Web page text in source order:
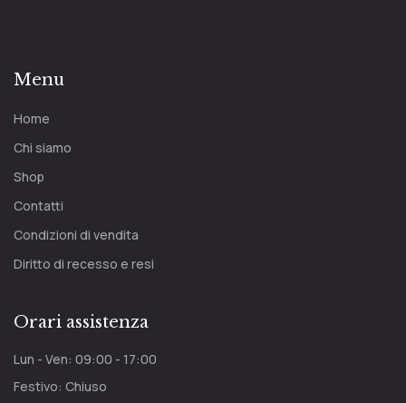
Menu
Home
Chi siamo
Shop
Contatti
Condizioni di vendita
Diritto di recesso e resi
Orari assistenza
Lun - Ven: 09:00 - 17:00
Festivo: Chiuso